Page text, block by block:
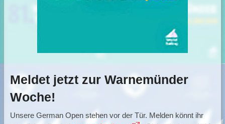
Meldet jetzt zur Warnemünder
Woche!
Unsere German Open stehen vor der Tür. Melden könnt ihr